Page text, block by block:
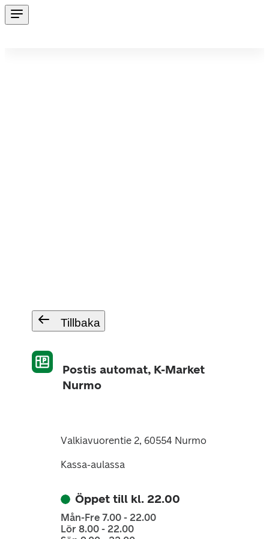
Tillbaka
Postis automat, K-Market
Nurmo
Valkiavuorentie 2, 60554 Nurmo
Kassa-aulassa
Öppet till kl. 22.00
Mån-Fre 7.00 - 22.00
Lör 8.00 - 22.00